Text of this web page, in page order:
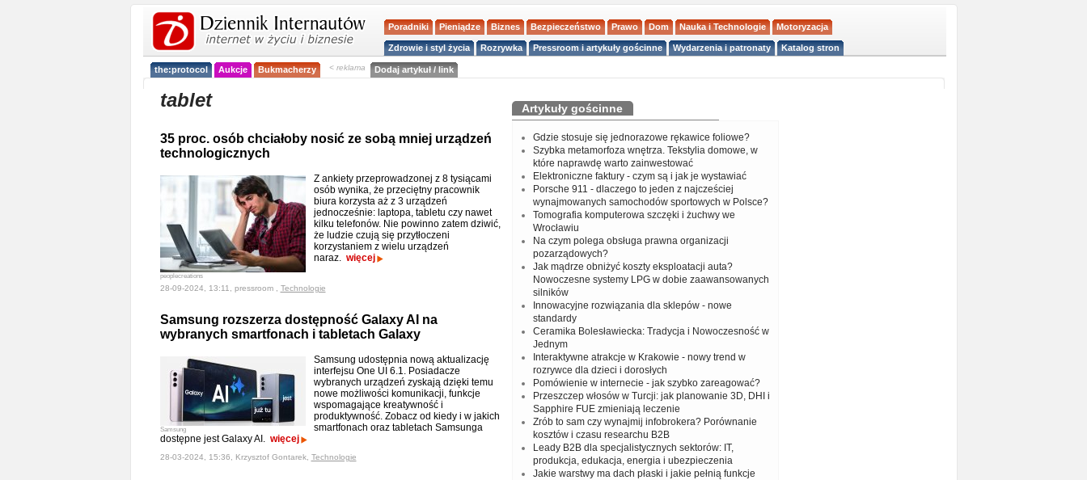
Poradniki Pieniądze Biznes Bezpieczeństwo Prawo Dom Nauka i Technologie Motoryzacja
Zdrowie i styl życia Rozrywka Pressroom i artykuły gościnne Wydarzenia i patronaty Katalog stron
the:protocol Aukcje Bukmacherzy < reklama Dodaj artykuł / link
tablet
35 proc. osób chciałoby nosić ze sobą mniej urządzeń
technologicznych
peoplecreations
Z ankiety przeprowadzonej z 8 tysiącami
osób wynika, że przeciętny pracownik
biura korzysta aż z 3 urządzeń
jednocześnie: laptopa, tabletu czy nawet
kilku telefonów. Nie powinno zatem dziwić,
że ludzie czują się przytłoczeni
korzystaniem z wielu urządzeń
naraz. więcej
28-09-2024, 13:11, pressroom , Technologie
Samsung rozszerza dostępność Galaxy AI na
wybranych smartfonach i tabletach Galaxy
Samsung
Samsung udostępnia nową aktualizację
interfejsu One UI 6.1. Posiadacze
wybranych urządzeń zyskają dzięki temu
nowe możliwości komunikacji, funkcje
wspomagające kreatywność i
produktywność. Zobacz od kiedy i w jakich
smartfonach oraz tabletach Samsunga
dostępne jest Galaxy AI. więcej
28-03-2024, 15:36, Krzysztof Gontarek, Technologie
Artykuły gościnne
Gdzie stosuje się jednorazowe rękawice foliowe?
Szybka metamorfoza wnętrza. Tekstylia domowe, w
które naprawdę warto zainwestować
Elektroniczne faktury - czym są i jak je wystawiać
Porsche 911 - dlaczego to jeden z najcześciej
wynajmowanych samochodów sportowych w Polsce?
Tomografia komputerowa szczęki i żuchwy we
Wrocławiu
Na czym polega obsługa prawna organizacji
pozarządowych?
Jak mądrze obniżyć koszty eksploatacji auta?
Nowoczesne systemy LPG w dobie zaawansowanych
silników
Innowacyjne rozwiązania dla sklepów - nowe
standardy
Ceramika Bolesławiecka: Tradycja i Nowoczesność w
Jednym
Interaktywne atrakcje w Krakowie - nowy trend w
rozrywce dla dzieci i dorosłych
Pomówienie w internecie - jak szybko zareagować?
Przeszczep włosów w Turcji: jak planowanie 3D, DHI i
Sapphire FUE zmieniają leczenie
Zrób to sam czy wynajmij infobrokera? Porównanie
kosztów i czasu researchu B2B
Leady B2B dla specjalistycznych sektorów: IT,
produkcja, edukacja, energia i ubezpieczenia
Jakie warstwy ma dach płaski i jakie pełnią funkcje